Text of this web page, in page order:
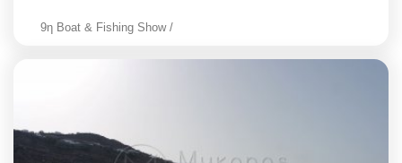
9η Boat & Fishing Show /